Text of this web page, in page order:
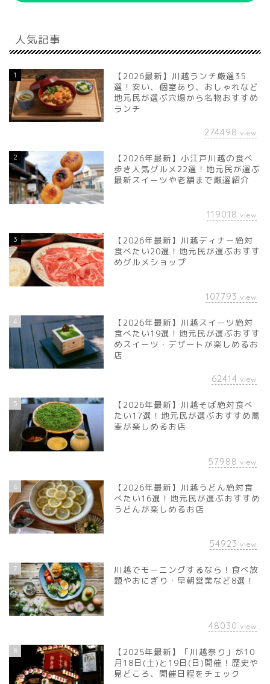
人気記事
1
【2026最新】川越ランチ厳選35
選！安い、個室あり、おしゃれなど
地元民が選ぶ穴場から名物おすすめ
ランチ
274498 view
2
【2026年最新】小江戸川越の食べ
歩き人気グルメ22選！地元民が選ぶ
最新スイーツや老舗まで厳選紹介
119018 view
3
【2026年最新】川越ディナー絶対
食べたい20選！地元民が選ぶおすす
めグルメショップ
107793 view
4
【2026年最新】川越スイーツ絶対
食べたい19選！地元民が選ぶおすす
めスイーツ・デザートが楽しめるお
店
62414 view
5
【2026年最新】川越そば絶対食べ
たい17選！地元民が選ぶおすすめ蕎
麦が楽しめるお店
57988 view
6
【2026年最新】川越うどん絶対食
べたい16選！地元民が選ぶおすすめ
うどんが楽しめるお店
54923 view
7
川越でモーニングするなら！食べ放
題やおにぎり・早朝営業など8選！
48030 view
8
【2025年最新】「川越祭り」が10
月18日(土)と19日(日)開催！歴史や
見どころ、開催日程をチェック